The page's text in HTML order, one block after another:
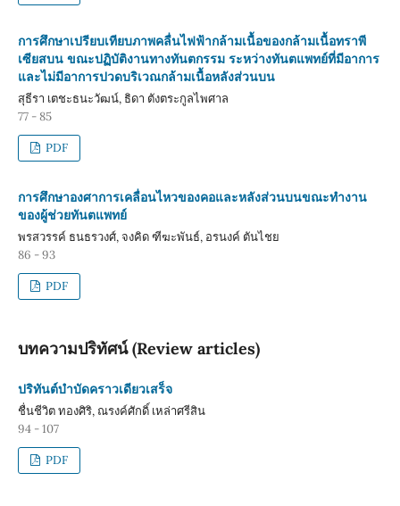
การศึกษาเปรียบเทียบภาพคลื่นไฟฟ้ากล้ามเนื้อของกล้ามเนื้อทราพี
เซียสบน ขณะปฏิบัติงานทางทันตกรรม ระหว่างทันตแพทย์ที่มีอาการ
และไม่มีอาการปวดบริเวณกล้ามเนื้อหลังส่วนบน
สุธีรา เตชะธนะวัฒน์, ธิดา ตังตระกูลไพศาล
77 - 85
PDF
การศึกษาองศาการเคลื่อนไหวของคอและหลังส่วนบนขณะทำงาน
ของผู้ช่วยทันตแพทย์
พรสวรรค์ ธนธรวงศ์, จงคิด ฑีฆะพันธ์, อรนงค์ ตันไชย
86 - 93
PDF
บทความปริทัศน์ (Review articles)
ปริทันต์บำบัดคราวเดียวเสร็จ
ชื่นชีวิต ทองศิริ, ณรงค์ศักดิ์ เหล่าศรีสิน
94 - 107
PDF